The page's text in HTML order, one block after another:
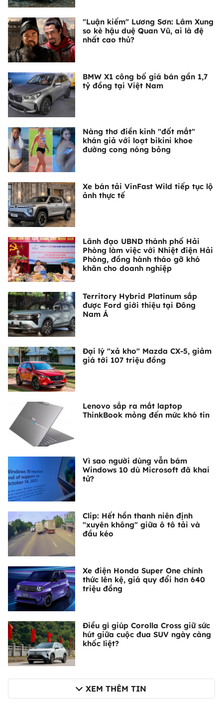
"Luận kiếm" Lương Sơn: Lâm Xung
so kè hậu duệ Quan Vũ, ai là đệ
nhất cao thủ?
BMW X1 công bố giá bán gần 1,7
tỷ đồng tại Việt Nam
Nàng thơ điền kinh "đốt mắt"
khán giả với loạt bikini khoe
đường cong nóng bỏng
Xe bán tải VinFast Wild tiếp tục lộ
ảnh thực tế
Lãnh đạo UBND thành phố Hải
Phòng làm việc với Nhiệt điện Hải
Phòng, đồng hành tháo gỡ khó
khăn cho doanh nghiệp
Territory Hybrid Platinum sắp
được Ford giới thiệu tại Đông
Nam Á
Đại lý "xả kho" Mazda CX-5, giảm
giá tới 107 triệu đồng
Lenovo sắp ra mắt laptop
ThinkBook mỏng đến mức khó tin
Vì sao người dùng vẫn bám
Windows 10 dù Microsoft đã khai
tử?
Clip: Hết hồn thanh niên định
"xuyên không" giữa ô tô tải và
đầu kéo
Xe điện Honda Super One chính
thức lên kệ, giá quy đổi hơn 640
triệu đồng
Điều gì giúp Corolla Cross giữ sức
hút giữa cuộc đua SUV ngày càng
khốc liệt?
XEM THÊM TIN